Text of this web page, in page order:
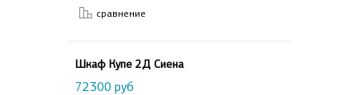
сравнение
Шкаф Купе 2Д Сиена
72300 руб